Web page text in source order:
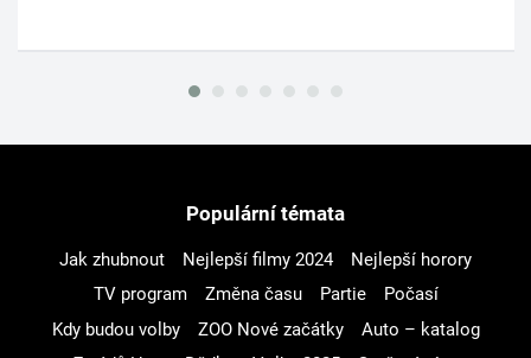
Populární témata
Jak zhubnout Nejlepší filmy 2024
Nejlepší horory
TV program
Změna času Partie
Počasí
Kdy budou volby
ZOO Nové začátky
Auto – katalog